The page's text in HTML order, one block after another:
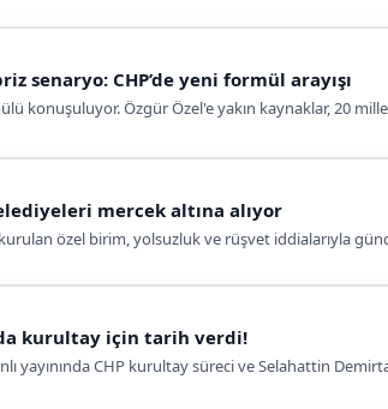
senaryo: CHP’de yeni formül arayışı
konuşuluyor. Özgür Özel'e yakın kaynaklar, 20
mercek altına alıyor
özel birim, yolsuzluk ve rüşvet iddialarıyla
kurultay için tarih verdi!
yayınında CHP kurultay süreci ve Selahattin